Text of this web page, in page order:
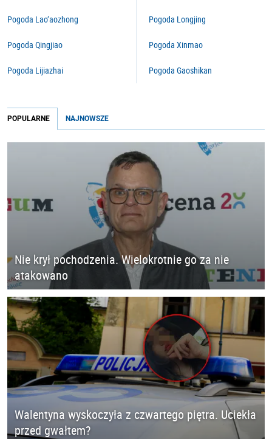
Pogoda Lao’aozhong
Pogoda Qingjiao
Pogoda Lijiazhai
Pogoda Longjing
Pogoda Xinmao
Pogoda Gaoshikan
POPULARNE NAJNOWSZE
Nie krył pochodzenia. Wielokrotnie go za nie
atakowano
Walentyna wyskoczyła z czwartego piętra. Uciekła
przed gwałtem?